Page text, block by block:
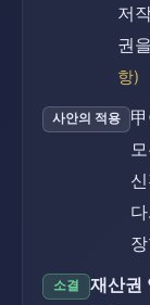
저
권
항)
사안의 적용
소결
재산권